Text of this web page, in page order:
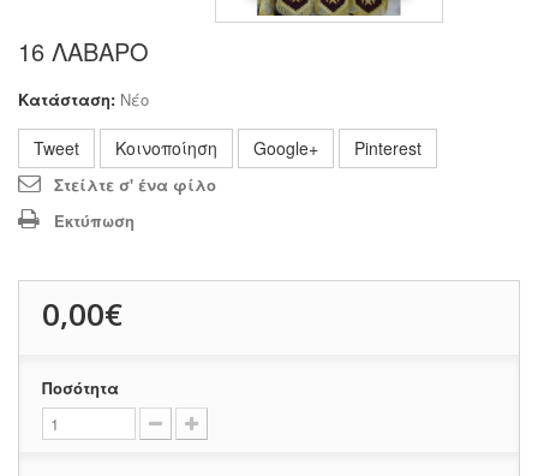
16 ΛΑΒΑΡΟ
Κατάσταση: Νέο
Tweet Κοινοποίηση Google+ Pinterest
Στείλτε σ' ένα φίλο
Εκτύπωση
0,00€
Ποσότητα